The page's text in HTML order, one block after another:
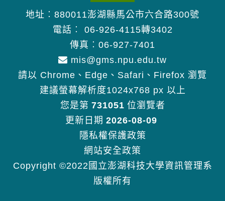
地址︰880011澎湖縣馬公市六合路300號
電話︰ 06-926-4115轉3402
傳真︰06-927-7401
mis@gms.npu.edu.tw
請以 Chrome、Edge、Safari、Firefox 瀏覽
建議螢幕解析度1024x768 px 以上
您是第 731051 位瀏覽者
更新日期 2026-08-09
隱私權保護政策
網站安全政策
Copyright ©2022國立澎湖科技大學資訊管理系
版權所有